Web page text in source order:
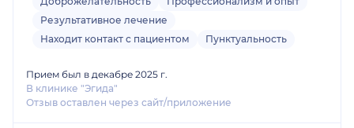
Результативное лечение
Находит контакт с пациентом
Пунктуальность
Прием был в декабре 2025 г.
В клинике "Эгида"
Отзыв оставлен через сайт/приложение